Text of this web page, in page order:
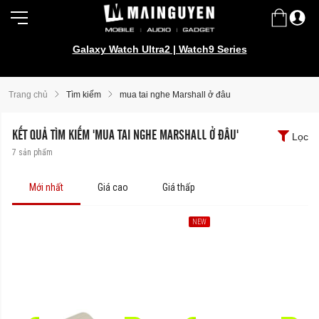
Galaxy Watch Ultra2 | Watch9 Series
Trang chủ Tìm kiếm mua tai nghe Marshall ở đâu
KẾT QUẢ TÌM KIẾM 'MUA TAI NGHE MARSHALL Ở ĐÂU'
7 sản phẩm
Lọc
Mới nhất Giá cao Giá thấp
NEW